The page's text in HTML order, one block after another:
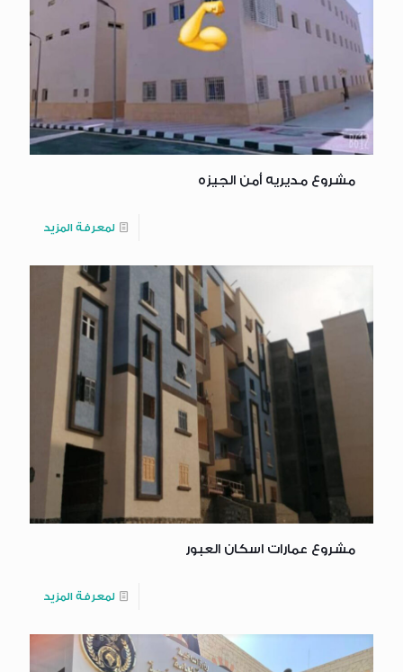
مشروع مديريه أمن الجيزه
لمعرفة المزيد
مشروع عمارات اسكان العبور
لمعرفة المزيد